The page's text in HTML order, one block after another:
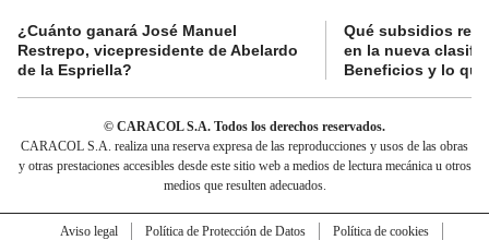
¿Cuánto ganará José Manuel
Restrepo, vicepresidente de Abelardo
de la Espriella?
Qué subsidios
en la nueva
Beneficios y lo
© CARACOL S.A. Todos los derechos reservados.
CARACOL S.A. realiza una reserva expresa de las reproducciones y usos de las obras
y otras prestaciones accesibles desde este sitio web a medios de lectura mecánica u otros
medios que resulten adecuados.
Aviso legal Política de Protección de Datos
Política de cookies